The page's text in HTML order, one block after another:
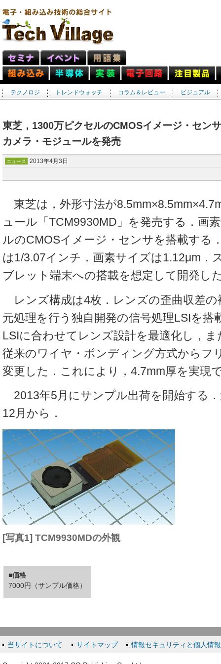
テクノロジ トレンドウォッチ コラム＆レビュー ビジュアル
東芝，1300万ピクセルのCMOSイメージ・セン
カメラ・モジュールを発売
ニュース 2013年4月3日
東芝は，外形寸法が
ュール「TCM9930MD」を発売する．画
ルのCMOSイメージ・センサを搭載する
は1/3.07インチ．画素サイズは1.12μm．
ブレット端末への搭載を想定して開発し
レンズ構成は4枚．レンズの歪曲収差の
元処理を行う独自開発の信号処理LSIを搭
LSIに合わせてレンズ設計を最適化し，
従来のワイヤ・ボンディング方式からフ
変更した．これにより，4.7mm厚を実現
2013年5月にサンプル出荷を開始する
12月から．
[写真1] TCM9930MDの外観
■価格
7000円（サンプル価格）
当サイトについて サイトマップ 情報セキュリティと個人情